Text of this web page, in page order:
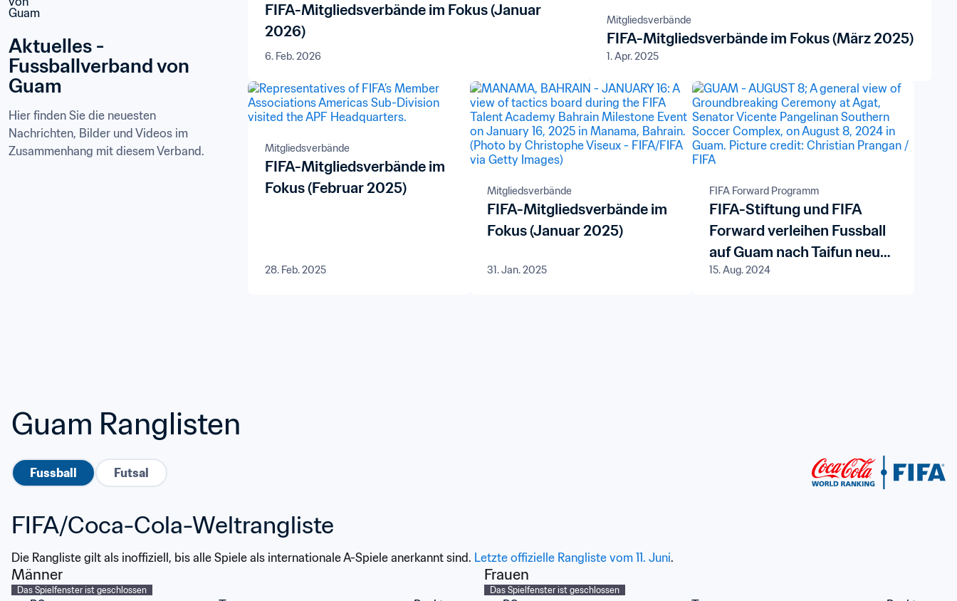
Aktuelles -
Fussballverband von
Guam
Hier finden Sie die neuesten
Nachrichten, Bilder und Videos im
Zusammenhang mit diesem Verband.
FIFA-Mitgliedsverbände im Fokus (Januar
2026)
6. Feb. 2026
Mitgliedsverbände
FIFA-Mitgliedsverbände im Fokus (März 2025)
1. Apr. 2025
Mitgliedsverbände
FIFA-Mitgliedsverbände im
Fokus (Februar 2025)
28. Feb. 2025
Mitgliedsverbände
FIFA-Mitgliedsverbände im
Fokus (Januar 2025)
31. Jan. 2025
FIFA Forward Programm
FIFA-Stiftung und FIFA
Forward verleihen Fussball
auf Guam nach Taifun neuen
Schub
15. Aug. 2024
Guam Ranglisten
Fussball Futsal
FIFA/Coca-Cola-Weltrangliste
Die Rangliste gilt als inoffiziell, bis alle Spiele als internationale A-Spiele anerkannt sind. Letzte offizielle Rangliste vom 11. Juni.
Männer
Das Spielfenster ist geschlossen
Frauen
Das Spielfenster ist geschlossen